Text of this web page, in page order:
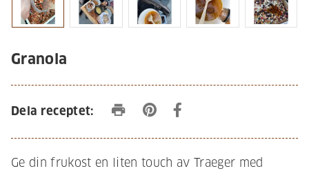
Granola
Dela receptet: print
Ge din frukost en liten touch av Traeger med